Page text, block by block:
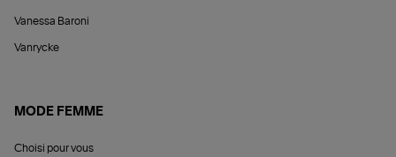
Vanessa Baroni
Vanrycke
MODE FEMME
Choisi pour vous